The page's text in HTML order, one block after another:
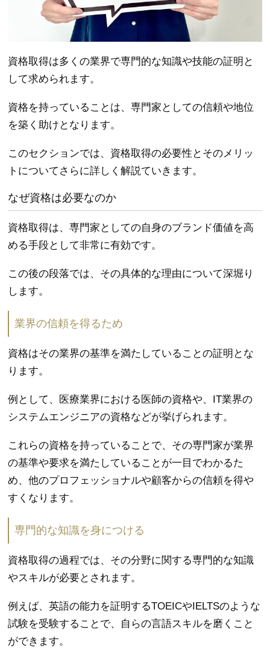
資格取得は多くの業界で専門的な知識や技能の証明と
して求められます。
資格を持っていることは、専門家としての信頼や地位
を築く助けとなります。
このセクションでは、資格取得の必要性とそのメリッ
トについてさらに詳しく解説ていきます。
なぜ資格は必要なのか
資格取得は、専門家としての自身のブランド価値を高
める手段として非常に有効です。
この後の段落では、その具体的な理由について深堀り
します。
業界の信頼を得るため
資格はその業界の基準を満たしていることの証明とな
ります。
例として、医療業界における医師の資格や、IT業界の
システムエンジニアの資格などが挙げられます。
これらの資格を持っていることで、その専門家が業界
の基準や要求を満たしていることが一目でわかるた
め、他のプロフェッショナルや顧客からの信頼を得や
すくなります。
専門的な知識を身につける
資格取得の過程では、その分野に関する専門的な知識
やスキルが必要とされます。
例えば、英語の能力を証明するTOEICやIELTSのような
試験を受験することで、自らの言語スキルを磨くこと
ができます。